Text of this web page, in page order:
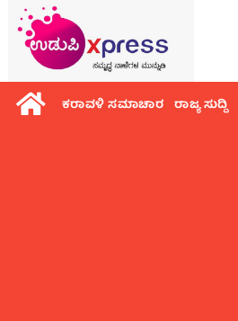
ಕರಾವಳಿ ಸಮಾಚಾರ ರಾಜ್ಯ ಸುದ್ದಿ